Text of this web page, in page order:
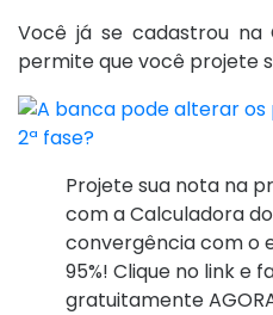
Você já se cadastrou na
permite que você projete
Projete sua nota na
com a Calculadora
convergência com o
95%! Clique no link e
gratuitamente